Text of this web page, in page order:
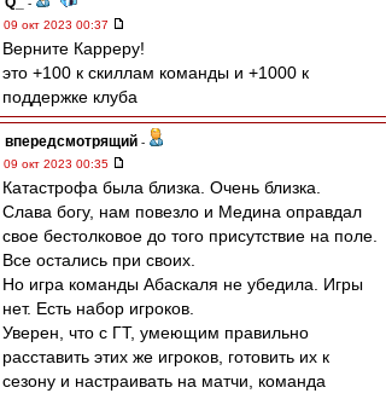
-
09 окт 2023 00:37
Верните Карреру!
это +100 к скиллам команды и +1000 к
поддержке клуба
впередсмотрящий -
09 окт 2023 00:35
Катастрофа была близка. Очень близка.
Слава богу, нам повезло и Медина оправдал
свое бестолковое до того присутствие на поле.
Все остались при своих.
Но игра команды Абаскаля не убедила. Игры
нет. Есть набор игроков.
Уверен, что с ГТ, умеющим правильно
расставить этих же игроков, готовить их к
сезону и настраивать на матчи, команда